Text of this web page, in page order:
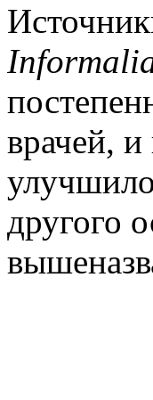
врачей, и
другого